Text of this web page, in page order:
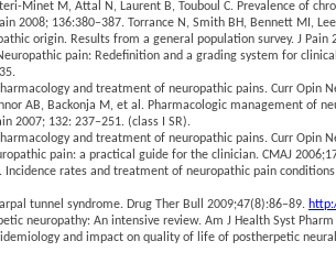
Minet M, Attal N, Laurent B, Touboul C. Prevalence of
2008; 136:380–387. Torrance N, Smith BH, Bennett MI,
origin. Results from a general population survey. J Pain
pain: Redefinition and a grading system for
and treatment of neuropathic pains. Curr Opin
AB, Backonja M, et al. Pharmacologic management of
2007; 132: 237–251. (class I SR).
and treatment of neuropathic pains. Curr Opin
pain: a practical guide for the clinician. CMAJ
Incidence rates and treatment of neuropathic pain
tunnel syndrome. Drug Ther Bull 2009;47(8):86–89.
neuropathy: An intensive review. Am J Health Syst
and impact on quality of life of postherpetic